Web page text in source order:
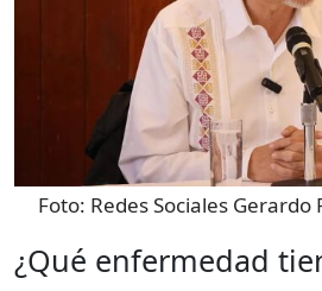
Foto: Redes Sociales
¿Qué enfermedad